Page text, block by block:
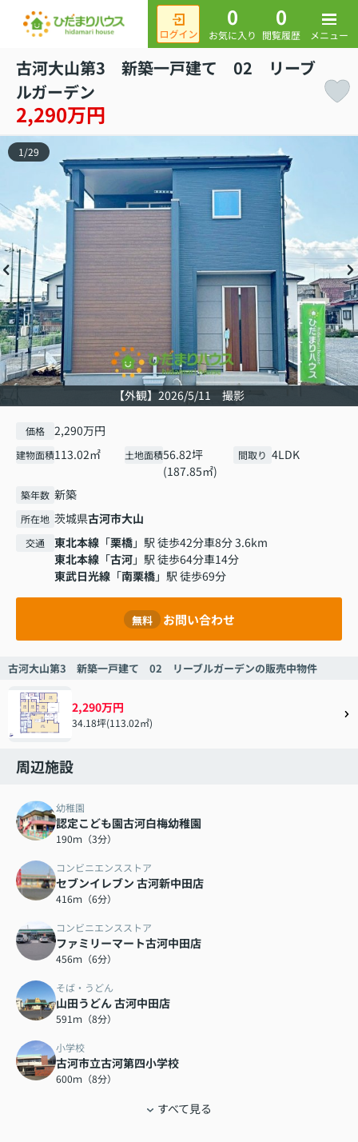
0
お気に入り
0
閲覧履歴 メニュー
古河大山第3 新築一戸建て 02 リーブ
ルガーデン
2,290万円
【外観】2026/5/11 撮影
1 /29
価格 2,290万円
建物面積113.02㎡ 土地面積56.82坪
(187.85㎡)
間取り 4LDK
築年数 新築
所在地 茨城県古河市大山
交通 東北本線 「栗橋」駅 徒歩42分車8分 3.6km
東北本線 「古河」駅 徒歩64分車14分
東武日光線 「南栗橋」駅 徒歩69分
無料 お問い合わせ
古河大山第3 新築一戸建て 02 リーブルガーデンの販売中物件
2,290万円
34.18坪(113.02㎡)
周辺施設
幼稚園
認定こども園古河白梅幼稚園
190ｍ（3分）
コンビニエンスストア
セブンイレブン 古河新中田店
416ｍ（6分）
コンビニエンスストア
ファミリーマート古河中田店
456ｍ（6分）
そば・うどん
山田うどん 古河中田店
591ｍ（8分）
小学校
古河市立古河第四小学校
600ｍ（8分）
すべて見る